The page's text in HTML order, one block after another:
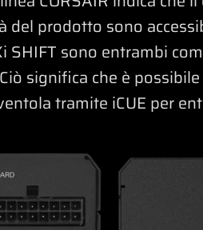
prodotto sono
SHIFT sono entrambi
significa che è
tramite iCUE per